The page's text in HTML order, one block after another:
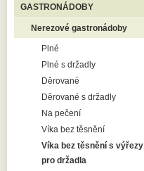
GASTRONÁDOBY
Nerezové gastronádoby
Plné
Plné s držadly
Děrované
Děrované s držadly
Na pečení
Víka bez těsnění
Víka bez těsnění s výřezy
pro držadla